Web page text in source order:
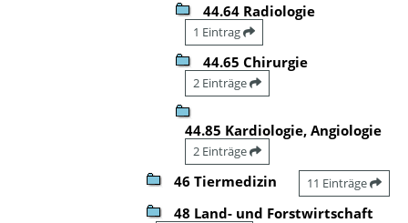
44.64 Radiologie
1 Eintrag
44.65 Chirurgie
2 Einträge
44.85 Kardiologie, Angiologie
2 Einträge
46 Tiermedizin 11 Einträge
48 Land- und Forstwirtschaft